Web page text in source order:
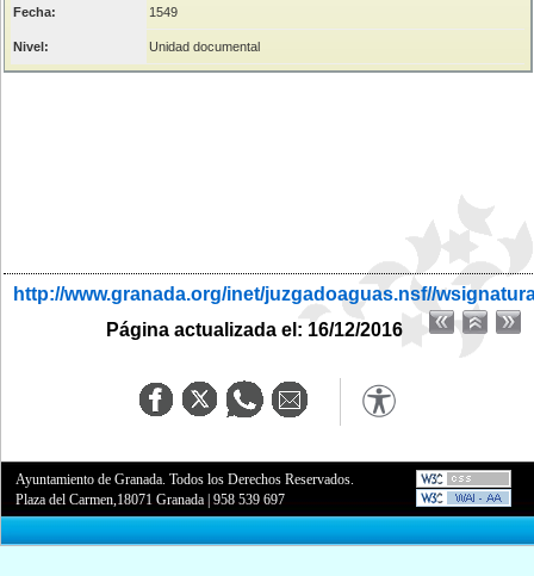
Fecha: 1549
Nivel: Unidad documental
http://www.granada.org/inet/juzgadoaguas.nsf//
Página actualizada el: 16/12/2016
Ayuntamiento de Granada. Todos los Derechos Reservados.
Plaza del Carmen,18071 Granada |958 539 697